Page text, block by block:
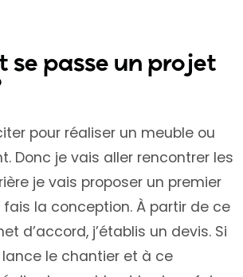
se passe un projet
pour réaliser un meuble ou
Donc je vais aller rencontrer les
je vais proposer un premier
fais la conception. À partir de ce
d’accord, j’établis un devis. Si
le chantier et à ce